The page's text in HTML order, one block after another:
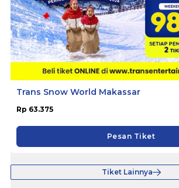
Trans Snow World Makassar
Rp 63.375
Pesan Tiket
Tiket Lainnya